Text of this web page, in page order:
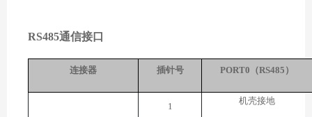
RS485通信接口
连接器 插针号 PORT0（RS485）
1
机壳接地